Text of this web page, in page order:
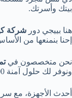
بيتك وأسرتك.
هنا بييجي دور شركة
إحنا بنمنعها من
نحن متخصصون في
ونوفر لك حلول آمنة 100% باستخدام
أحدث الأجهزة، مع